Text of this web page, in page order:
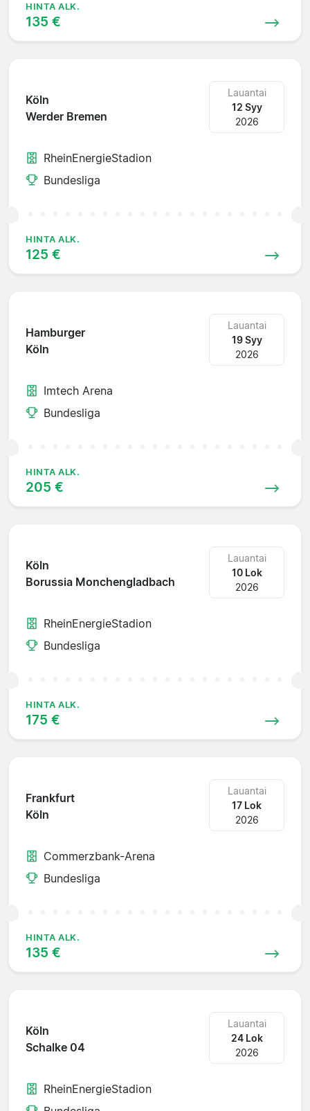
HINTA ALK.
135 €
Köln
Werder Bremen
Lauantai
12 Syy
2026
RheinEnergieStadion
Bundesliga
HINTA ALK.
125 €
Hamburger
Köln
Lauantai
19 Syy
2026
Imtech Arena
Bundesliga
HINTA ALK.
205 €
Köln
Borussia Monchengladbach
Lauantai
10 Lok
2026
RheinEnergieStadion
Bundesliga
HINTA ALK.
175 €
Frankfurt
Köln
Lauantai
17 Lok
2026
Commerzbank-Arena
Bundesliga
HINTA ALK.
135 €
Köln
Schalke 04
Lauantai
24 Lok
2026
RheinEnergieStadion